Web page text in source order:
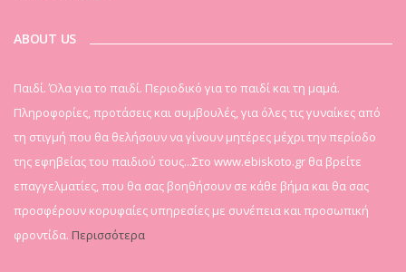
ABOUT US
Παιδί. Όλα για το παιδί. Περιοδικό για το παιδί και τη μαμά.
Πληροφορίες, προτάσεις και συμβουλές, για όλες τις γυναίκες από
τη στιγμή που θα θελήσουν να γίνουν μητέρες μέχρι την περίοδο
της εφηβείας του παιδιού τους...Στο www.ebiskoto.gr θα βρείτε
επαγγελματίες, που θα σας βοηθήσουν σε κάθε βήμα και θα σας
προσφέρουν κορυφαίες υπηρεσίες με συνέπεια και προσωπική
φροντίδα. Περισσότερα